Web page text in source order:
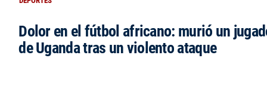
Dolor en el fútbol africano: murió un
de Uganda tras un violento ataque